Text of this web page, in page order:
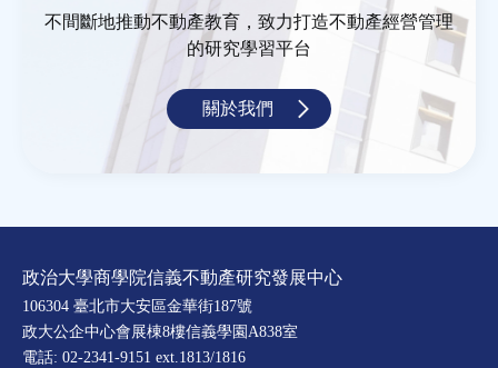
不間斷地推動不動產教育，致力打造不動產經營管理
的研究學習平台
關於我們
政治大學商學院信義不動產研究發展中心
106304 臺北市大安區金華街187號
政大公企中心會展棟8樓信義學園A838室
電話: 02-2341-9151 ext.1813/1816